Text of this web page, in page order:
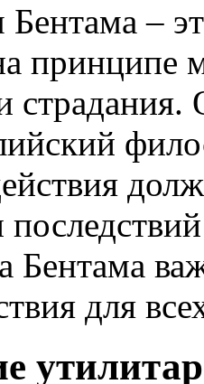
–
принципе
Бентама
для